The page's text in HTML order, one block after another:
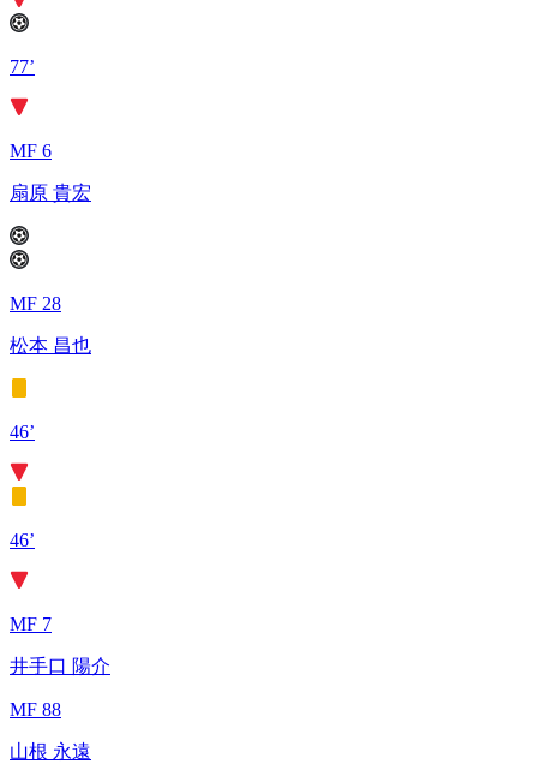
77’
MF 6
扇原 貴宏
MF 28
松本 昌也
46’
46’
MF 7
井手口 陽介
MF 88
山根 永遠